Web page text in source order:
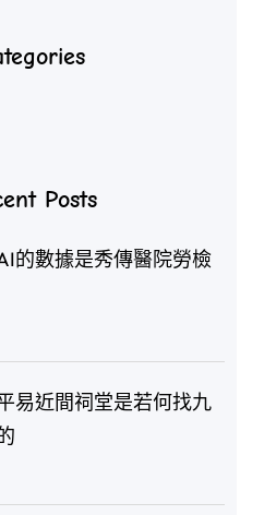
Posts
的數據是秀傳醫院勞檢
易近間祠堂是若何找九